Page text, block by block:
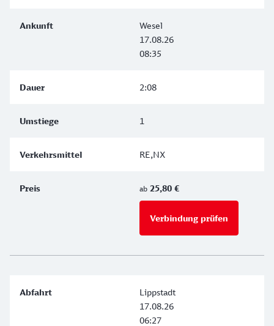
Wesel
17.08.26
08:35
2:08
1
RE,NX
ab 25,80 €
Verbindung prüfen
Lippstadt
17.08.26
06:27